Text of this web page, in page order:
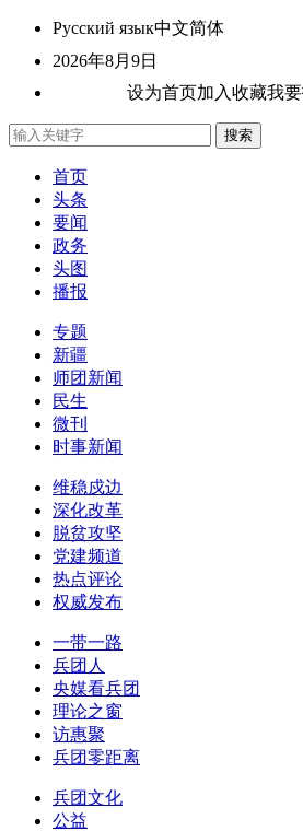
Русский язык中文简体
2026年8月9日
设为首页加入收藏我
首页
头条
要闻
政务
头图
播报
专题
新疆
师团新闻
民生
微刊
时事新闻
维稳戍边
深化改革
脱贫攻坚
党建频道
热点评论
权威发布
一带一路
兵团人
央媒看兵团
理论之窗
访惠聚
兵团零距离
兵团文化
公益